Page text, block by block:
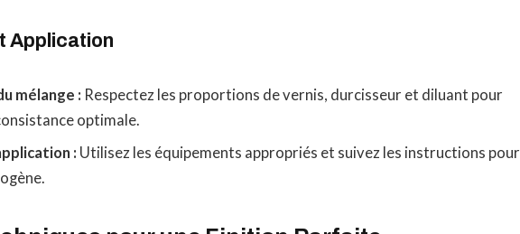
Application
mélange : Respectez les proportions de vernis, durcisseur et diluant pour
optimale.
: Utilisez les équipements appropriés et suivez les instructions pour